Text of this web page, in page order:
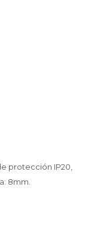
protección IP20,
8mm.